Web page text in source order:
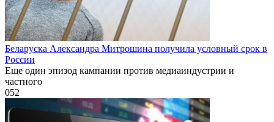
Беларуска Александра Митрошина получила условный срок в
России
Еще один эпизод кампании против медиаиндустрии и
частного
052